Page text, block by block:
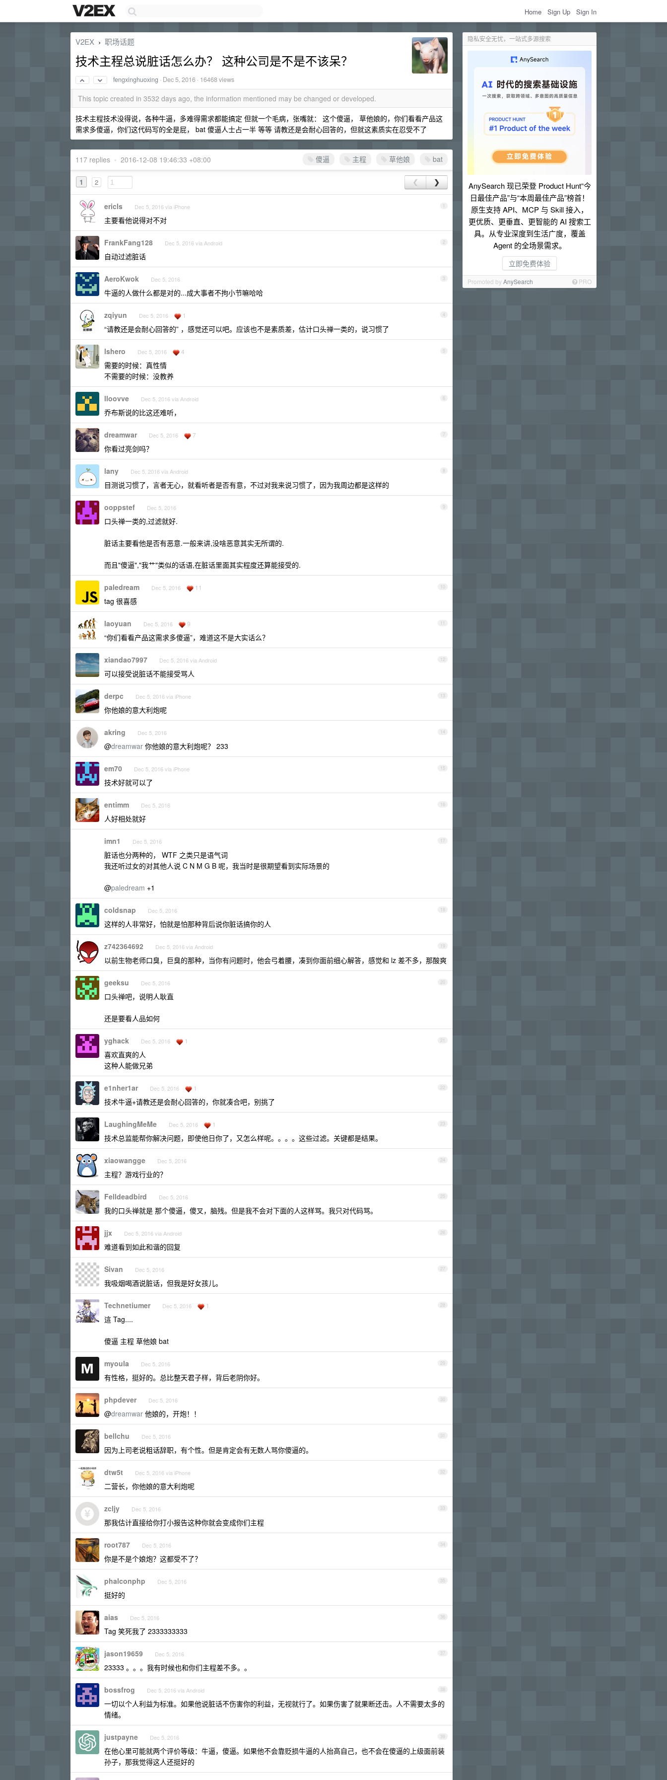
Home Sign Up Sign In
隐私安全无忧，一站式多源搜索
AnySearch 现已荣登 Product Hunt“今
日最佳产品”与“本周最佳产品”榜首！
原生支持 API、MCP 与 Skill 接入，
更优质、更垂直、更智能的 AI 搜索工
具。从专业深度到生活广度，覆盖
Agent 的全场景需求。
立即免费体验
Promoted byAnySearch PRO
V2EX › 职场话题
技术主程总说脏话怎么办？ 这种公司是不是不该呆？
fengxinghuoxing · Dec 5, 2016 · 16468 views
This topic created in 3532 days ago, the information mentioned may be changed or developed.
技术主程技术没得说，各种牛逼，多难得需求都能搞定 但就一个毛病，张嘴就： 这个傻逼， 草他娘的，你们看看产品这
需求多傻逼，你们这代码写的全是屁， bat 傻逼人士占一半 等等 请教还是会耐心回答的，但就这素质实在忍受不了
傻逼 主程 草他娘 bat
117 replies • 2016-12-08 19:46:33 +08:00
1 2 ❮ ❯
1
ericls Dec 5, 2016 via iPhone
主要看他说得对不对
2
FrankFang128 Dec 5, 2016 via Android
自动过滤脏话
3
AeroKwok Dec 5, 2016
牛逼的人做什么都是对的...成大事者不拘小节嘛哈哈
4
zqiyun Dec 5, 2016 1
“请教还是会耐心回答的” ，感觉还可以吧。应该也不是素质差，估计口头禅一类的，说习惯了
5
lshero Dec 5, 2016 4
需要的时候：真性情
不需要的时候：没教养
6
lloovve Dec 5, 2016 via Android
乔布斯说的比这还难听，
7
dreamwar Dec 5, 2016 7
你看过亮剑吗？
8
lany Dec 5, 2016 via Android
目测说习惯了，言者无心，就看听者是否有意，不过对我来说习惯了，因为我周边都是这样的
9
ooppstef Dec 5, 2016
口头禅一类的,过滤就好.
脏话主要看他是否有恶意.一般来讲,没啥恶意其实无所谓的.
而且"傻逼","我艹"类似的话语,在脏话里面其实程度还算能接受的.
10
paledream Dec 5, 2016 11
tag 很喜感
11
laoyuan Dec 5, 2016 9
“你们看看产品这需求多傻逼”，难道这不是大实话么？
12
xiandao7997 Dec 5, 2016 via Android
可以接受说脏话不能接受骂人
13
derpc Dec 5, 2016 via iPhone
你他娘的意大利炮呢
14
akring Dec 5, 2016
@dreamwar 你他娘的意大利炮呢？ 233
15
em70 Dec 5, 2016 via iPhone
技术好就可以了
16
entimm Dec 5, 2016
人好相处就好
17
imn1 Dec 5, 2016
脏话也分两种的， WTF 之类只是语气词
我还听过女的对其他人说 C N M G B 呢，我当时是很期望看到实际场景的
@paledream +1
18
coldsnap Dec 5, 2016
这样的人非常好，怕就是怕那种背后说你脏话搞你的人
19
z742364692 Dec 5, 2016 via Android
以前生物老师口臭，巨臭的那种，当你有问题时，他会弓着腰，凑到你面前细心解答，感觉和 lz 差不多，那酸爽
20
geeksu Dec 5, 2016
口头禅吧，说明人耿直
还是要看人品如何
21
yghack Dec 5, 2016 1
喜欢直爽的人
这种人能做兄弟
22
e1nher1ar Dec 5, 2016 1
技术牛逼+请教还是会耐心回答的，你就凑合吧，别挑了
23
LaughingMeMe Dec 5, 2016 1
技术总监能帮你解决问题，即使他日你了，又怎么样呢。。。。这些过滤。关键都是结果。
24
xiaowangge Dec 5, 2016
主程？游戏行业的？
25
Felldeadbird Dec 5, 2016
我的口头禅就是 那个傻逼，傻叉，脑残。但是我不会对下面的人这样骂。我只对代码骂。
26
jjx Dec 5, 2016 via Android
难道看到如此和谐的回复
27
Sivan Dec 5, 2016
我吸烟喝酒说脏话，但我是好女孩儿。
28
Technetiumer Dec 5, 2016 1
這 Tag....
傻逼 主程 草他娘 bat
29
myoula Dec 5, 2016
有性格，挺好的。总比整天君子样，背后老阴你好。
30
phpdever Dec 5, 2016
@dreamwar 他娘的，开炮！！
31
bellchu Dec 5, 2016
因为上司老说粗话辞职，有个性。但是肯定会有无数人骂你傻逼的。
32
dtw5t Dec 5, 2016 via iPhone
二营长，你他娘的意大利炮呢
33
zcljy Dec 5, 2016
那我估计直接给你打小报告这种你就会变成你们主程
34
root787 Dec 5, 2016
你是不是个娘炮？这都受不了？
35
phalconphp Dec 5, 2016
挺好的
36
aias Dec 5, 2016
Tag 笑死我了 2333333333
37
jason19659 Dec 5, 2016
23333 。。。我有时候也和你们主程差不多。。
38
bossfrog Dec 5, 2016 via Android
一切以个人利益为标准。如果他说脏话不伤害你的利益，无视就行了。如果伤害了就果断还击。人不需要太多的
情绪。
39
justpayne Dec 5, 2016
在他心里可能就两个评价等级：牛逼，傻逼。如果他不会靠贬损牛逼的人抬高自己，也不会在傻逼的上级面前装
孙子，那我觉得这人还挺好的